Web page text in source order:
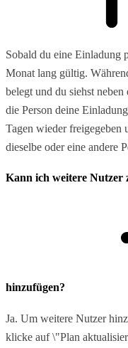
Sobald du eine Einladung
Monat lang gültig.
belegt und du siehst
die Person deine
Tagen wieder freigegeben
dieselbe oder eine andere
Kann ich weitere Nutzer
hinzufügen?
Ja. Um weitere Nutzer
klicke auf \"Plan